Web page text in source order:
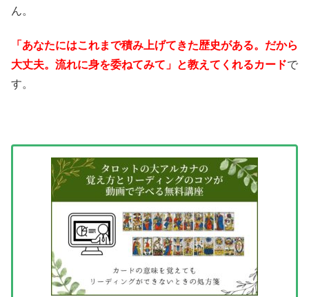
ん。
「あなたにはこれまで積み上げてきた歴史がある。だから
大丈夫。流れに身を委ねてみて」と教えてくれるカードで
す。